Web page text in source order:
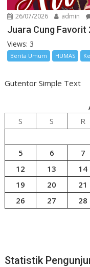
26/07/2026 admin
Juara Cung Favorit
Views: 3
Berita Umum HUMAS
Gutentor Simple Text
S
S R
5
6 7
12
13 14
19
20 21
26
27 28
Statistik